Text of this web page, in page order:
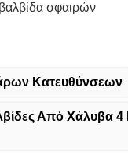
σφαιρών
Κατευθύνσεων
Από Χάλυβα